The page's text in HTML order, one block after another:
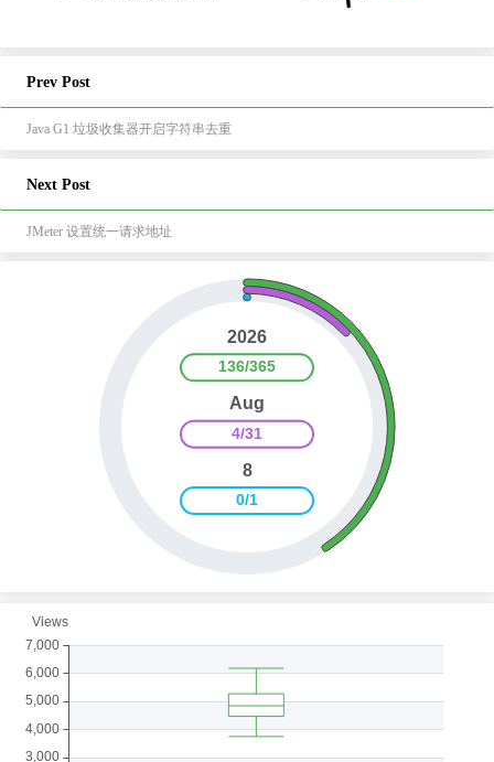
Prev Post
Java G1 垃圾收集器开启字符串去重
Next Post
JMeter 设置统一请求地址